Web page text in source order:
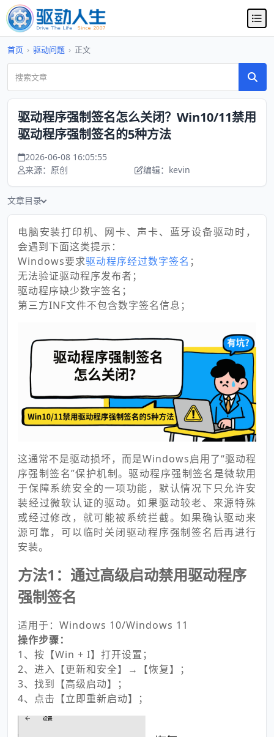
首页 › 驱动问题 › 正文
驱动程序强制签名怎么关闭？Win10/11禁用
驱动程序强制签名的5种方法
2026-06-08 16:05:55
来源：原创
编辑：kevin
文章目录
电脑安装打印机、网卡、声卡、蓝牙设备驱动时，
会遇到下面这类提示：
Windows要求驱动程序经过数字签名 ；
无法验证驱动程序发布者；
驱动程序缺少数字签名；
第三方INF文件不包含数字签名信息；
这通常不是驱动损坏，而是Windows启用了“驱动程
序强制签名”保护机制。驱动程序强制签名是微软用
于保障系统安全的一项功能，默认情况下只允许安
装经过微软认证的驱动。如果驱动较老、来源特殊
或经过修改，就可能被系统拦截。如果确认驱动来
源可靠，可以临时关闭驱动程序强制签名后再进行
安装。
方法1：通过高级启动禁用驱动程序
强制签名
适用于：Windows 10/Windows 11
操作步骤：
1、按【Win + I】打开设置；
2、进入【更新和安全】→【恢复】；
3、找到【高级启动】；
4、点击【立即重新启动】；